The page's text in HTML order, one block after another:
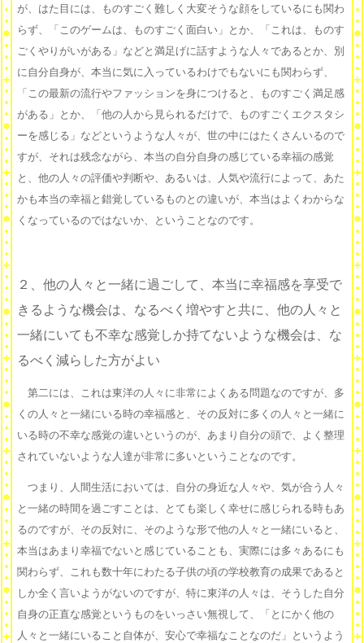
が、はた目には、ものすごく難しく大変そうな顔をしているにも関わ
らず、「このゲームは、ものすごく面白い」とか、「これは、ものす
ごくやりがいがある」などと満足げに話すような人々であるとか、別
に自分自身が、本当に気に入っているわけでもないにも関わらず、
「この最新の流行やファッションを身につけると、ものすごく満足感
がある」とか、「他の人から見られるだけで、ものすごくエクスタシ
ーを感じる」などというような人々が、世の中にはたくさんいるので
すが、それは残念ながら、本当の自分自身の感じている幸福の感覚
と、他の人々の評価や判断や、あるいは、人気や流行によって、あた
かも本当の幸福と錯覚しているものとの違いが、本当はよくわからな
くなっているのではないか、ということなのです。
２、他の人々と一緒に過ごして、本当に幸福感を享受で
きるような機会は、なるべく増やすと共に、他の人々と
一緒にいても不幸な感覚しか持てないような機会は、な
るべく減らした方がよい
第二には、これは東洋の人々に非常によくある問題なのですが、多
くの人々と一緒にいる時の幸福感と、その反対に多くの人々と一緒に
いる時の不幸な感覚の違いというのが、あまり自分の頭で、よく整理
されていないような人達が非常に多いということなのです。
つまり、人間生活においては、自分の身近な人々や、気が合う人々
と一緒の時間を過ごすことは、とても楽しく幸せに感じられる時もあ
るのですが、その反対に、そのような形で他の人々と一緒にいると、
本当はあまり幸福でないと感じていることも、実際には多々あるにも
関わらず、これも数十年にわたる子供の頃の学校教育の成果であると
しか全く言いようがないのですが、特に東洋の人々は、そうした自分
自身の正直な感覚というものをいっさい無視して、「とにかく他の
人々と一緒にいること自体が、安心で幸福なことなのだ」というよう